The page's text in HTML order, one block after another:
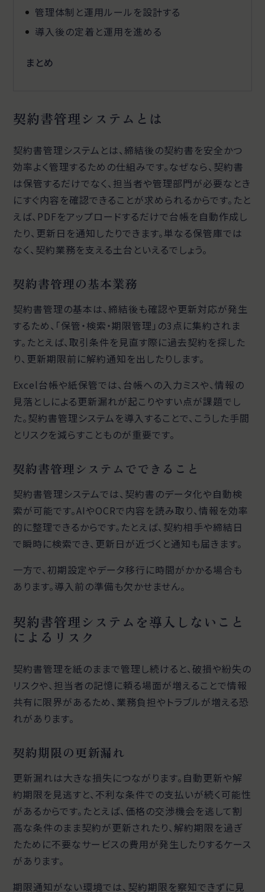
管理体制と運用ルールを設計する
導入後の定着と運用を進める
まとめ
契約書管理システムとは
契約書管理システムとは、締結後の契約書を安全かつ
効率よく管理するための仕組みです。なぜなら、契約書
は保管するだけでなく、担当者や管理部門が必要なとき
にすぐ内容を確認できることが求められるからです。たと
えば、PDFをアップロードするだけで台帳を自動作成し
たり、更新日を通知したりできます。単なる保管庫では
なく、契約業務を支える土台といえるでしょう。
契約書管理の基本業務
契約書管理の基本は、締結後も確認や更新対応が発生
するため、「保管・検索・期限管理」の3点に集約されま
す。たとえば、取引条件を見直す際に過去契約を探した
り、更新期限前に解約通知を出したりします。
Excel台帳や紙保管では、台帳への入力ミスや、情報の
見落としによる更新漏れが起こりやすい点が課題でし
た。契約書管理システムを導入することで、こうした手間
とリスクを減らすことものが重要です。
契約書管理システムでできること
契約書管理システムでは、契約書のデータ化や自動検
索が可能です。AIやOCRで内容を読み取り、情報を効率
的に整理できるからです。たとえば、契約相手や締結日
で瞬時に検索でき、更新日が近づくと通知も届きます。
一方で、初期設定やデータ移行に時間がかかる場合も
あります。導入前の準備も欠かせません。
契約書管理システムを導入しないこと
によるリスク
契約書管理を紙のままで管理し続けると、破損や紛失の
リスクや、担当者の記憶に頼る場面が増えることで情報
共有に限界があるため、業務負担やトラブルが増える恐
れがあります。
契約期限の更新漏れ
更新漏れは大きな損失につながります。自動更新や解
約期限を見逃すと、不利な条件での支払いが続く可能性
があるからです。たとえば、価格の交渉機会を逃して割
高な条件のまま契約が更新されたり、解約期限を過ぎ
たために不要なサービスの費用が発生したりするケース
があります。
期限通知がない環境では、契約期限を察知できずに見